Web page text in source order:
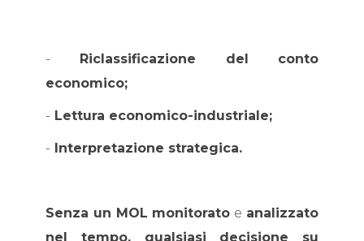
- Riclassificazione del conto
economico;
- Lettura economico-industriale;
- Interpretazione strategica.
Senza un MOL monitorato e analizzato
nel tempo, qualsiasi decisione su